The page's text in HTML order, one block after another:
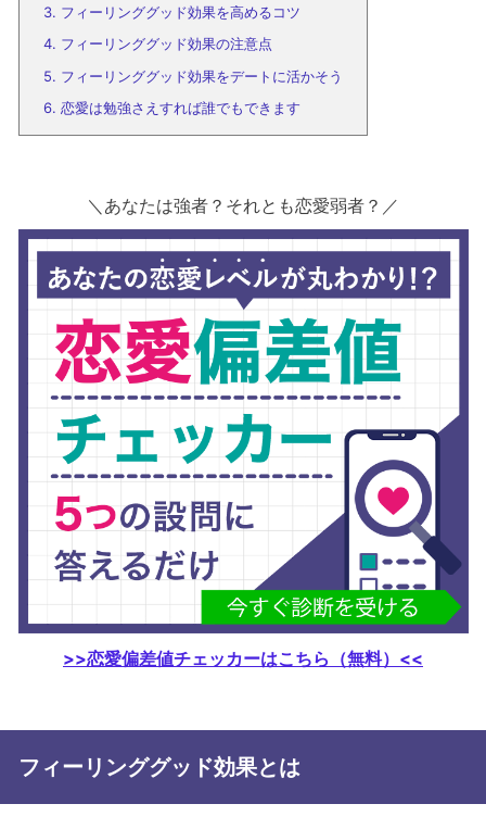
3. フィーリンググッド効果を高めるコツ
4. フィーリンググッド効果の注意点
5. フィーリンググッド効果をデートに活かそう
6. 恋愛は勉強さえすれば誰でもできます
＼あなたは強者？それとも恋愛弱者？／
>>恋愛偏差値チェッカーはこちら（無料）<<
フィーリンググッド効果とは